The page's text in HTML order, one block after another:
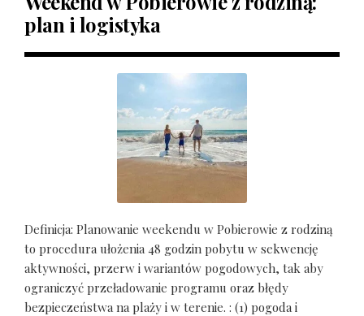
plan i logistyka
Definicja: Planowanie weekendu w Pobierowie z rodziną
to procedura ułożenia 48 godzin pobytu w sekwencję
aktywności, przerw i wariantów pogodowych, tak aby
ograniczyć przeładowanie programu oraz błędy
bezpieczeństwa na plaży i w terenie. : (1) pogoda i